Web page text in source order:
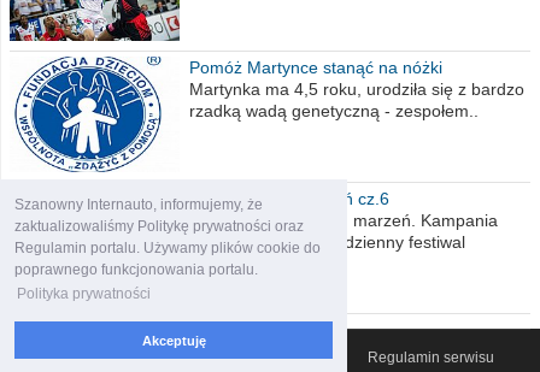
Szanowny Internauto, informujemy, że
zaktualizowaliśmy Politykę prywatności oraz
Regulamin portalu. Używamy plików cookie do
poprawnego funkcjonowania portalu.
Polityka prywatności
Akceptuję
Pomóż Martynce stanąć na nóżki
Martynka ma 4,5 roku, urodziła się z bardzo
rzadką wadą genetyczną - zespołem..
Polska moich marzeń cz.6
Nadszedł kres moich marzeń. Kampania
wyborcza czyli niecodzienny festiwal
obietnic,..
© 2007-2026 Włocławski Portal informacyjny Regulamin serwisu